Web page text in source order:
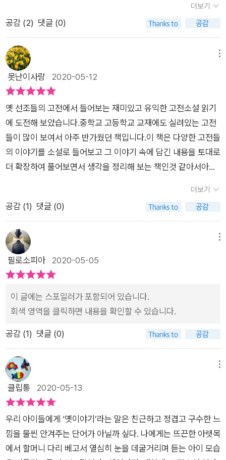
의 학생들이 입시를 거치면서 공부가 억압이 되어 많은 극소수의
학생을 제외하곤 다수의 학생들이 무기력하게 학창시절을 보낸
다. [허생전]을 시작으로 공부란 무엇인지 공부가 수단인지 목적
인지 생각해 볼 수 있는 질문들과 생각을 던진다. 한국의 대학입
시가 배움을 전도시키며 많은 해악을 낳고 있는 현실에서 공부의
본래적 의미를 되새기며 공부가 그 자체로 목적인 허생의 공부와
인지 질문을 던진다. 물론 허생전을 통해 조선시대 허약한 양반계
층의 무능과 조서시대의 경제상황에 대한 비판적 요소도 함께 다
룬다. 박지원의 [허생전]과 [양반전]을 나란히 비교하여 읽으면
서 주제에 대해 좀 더 깊은 사고확장을 이끈다.담장을 넘은 사랑
이야기인 김시습의 [이생규장전]과 비슷한 형식의 소설 [심생전]
을 비교해 읽으면서 담장의 의미를 물리적, 기호적으로 해석하는
방식도 매우 신선하며 독자 자신을 억압하는 경계인 담장은 무엇
내려오는 설화, 신화, 민담을 한문소설이나 한글소설, 판소리로
재장착되어 현대에 잘 사용하지 않는 한자나 사자성어들이 많은
데 그런 한자 뜻풀이로 맥락을 이해할 수 있게 도우며 12편의 소
설과 비슷한 주제의 소설을 배치하여 나란히 견주어 읽으면서 비
슷하지만 다른 점들을 살펴보며 인간 본성인 선함, 욕망, 거짓말
과진실, 지혜, 사랑과 이별, 국가와 국민의 역할처럼 현대인들도
게 읽게 된다.감상고전의 건조한 줄거리와 부분만을 가져오기 때
문에 전문을 읽지 않은 독자들에겐 깊이 읽기의 한계를 가져올 수
있다. 제법 두꺼워도 전문을 실었다면 더욱 좋았을 듯하다 고전의
풍부한 이야기를 직접 읽어보지 않고 전문적인 연구가의 해석만
을 읽는다는 것은 고전소설의 맛을 충분히 알 수 없다그러나 이
책의 목적은 청소년의 논술 대비형이라 해설과 생각해 보기에 제
시된 질문에 대한 글쓰기 훈련들을 해 볼 수 있다. 고전소설의 시
대적 배경 및 인문학적인 소양들을 풍부하게 접할 수 있다.입시를
떠나 이 책에서 다루는 주제들은 현대를 살아가는 독자들이라면
더보기
공감 (2) 댓글 (0)
못난이사랑 2020-05-12
옛 선조들의 고전에서 들어보는 재미있고 유익한 고전소설 읽기
에 도전해 보았습니다.중학교 고등학교 교재에도 실려있는 고전
들이 많이 보여서 아주 반가웠던 책입니다.이 책은 다양한 고전들
의 이야기를 소설로 들어보고 그 이야기 속에 담긴 내용을 토대로
더 확장하여 풀어보면서 생각을 정리해 보는 책인것 같아서아이
어보면서 가난한 살림에 아내가 고달픈 삶을 살고 있어도오로지
독서에만 매진하는 허생이라는 인물을 통해 과연 공부라는 것이
무엇인지 또 아무리 힘든 상황에서도 자신이 계획한 10년 독서
계획을 마무리 해야 하는것인지에 대해 생각해 보게 되었습니다.
읽는 독자의 눈높이에 따라 또 받아들이는 마음에 따라 이 고전은
다양한 생각들을 각자 다르게 할수도 있을것 같습니다. 책을 읽고
을 읽어보면서 신분에 대한 상승을 꿈꾸고 있었던 당시 서민들의
삶을 확실하게 다 알지는 못하겠지만 어느정도 생각해 보기도 했
었습니다.돈이 많아서 양반을 돈을 주고 산다고 하더라도 평소 자
쉽지 않다는 것을 재미있게 읽어볼수 있었습니다.주몽설화는 이
미 많이 알고 있던 내용이었지만 더 새롭고 재미있게 읽어보며 부
모님에 대한 생각을 더 단단하게 할수도 있었던 시간이었습니다.
자본주의 사회에서 현대인이 가진 욕망이라는 화살에 대해 알아
볼수 있었던 흥부전을 읽어보면서 흥부의 대박과 놀부의 쪽박에
대해 재미있게 읽고 또 아이들과 이야기를 나누어 보는 시간도 가
졌습니다. 이 책은 이렇게 다양한 고전 소설을 읽어보고 자신의
더보기
공감 (1) 댓글 (0)
필로소피아 2020-05-05
이 글에는 스포일러가 포함되어 있습니다.
회색 영역을 클릭하면 내용을 확인할 수 있습니다.
공감 (1) 댓글 (0)
클립통 2020-05-13
우리 아이들에게 ‘옛이야기’라는 말은 친근하고 정겹고 구수한 느
낌을 물씬 안겨주는 단어가 아닐까 싶다. 나에게는 뜨끈한 아랫목
에서 할머니 다리 베고서 열심히 눈을 데굴거리며 듣는 아이 모습